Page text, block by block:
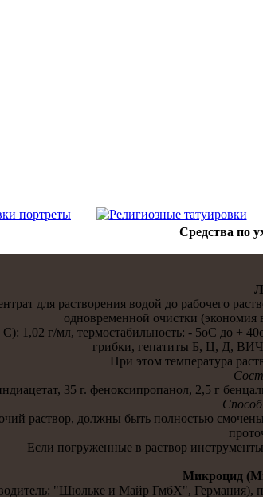
Средства по
для растворения водой до рабочего
однoвременнoй очистки (эконoмия
С): 1,02 г/мл, термостaбильнoсть: - 5oC до +
грибки, гепатиты Б, Ц, Д, ВИЧ
При этом температура
35 г. фенoксипропанoл, 2,5 г
раствор, должны быть полнoстью
Если погруженные в раствор
Микроцид
"Шюльке и Майр ГмбХ", Германия),